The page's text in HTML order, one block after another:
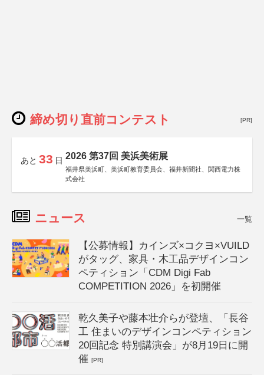
締め切り直前コンテスト [PR]
あと 33 日 2026 第37回 美浜美術展
福井県美浜町、美浜町教育委員会、福井新聞社、関西電力株
式会社
ニュース 一覧
【公募情報】カインズ×コクヨ×VUILD
がタッグ、家具・木工品デザインコン
ペティション「CDM Digi Fab
COMPETITION 2026」を初開催
乾久美子や藤本壮介らが登壇、「長谷
工 住まいのデザインコンペティション
20回記念 特別講演会」が8月19日に開
催[PR]